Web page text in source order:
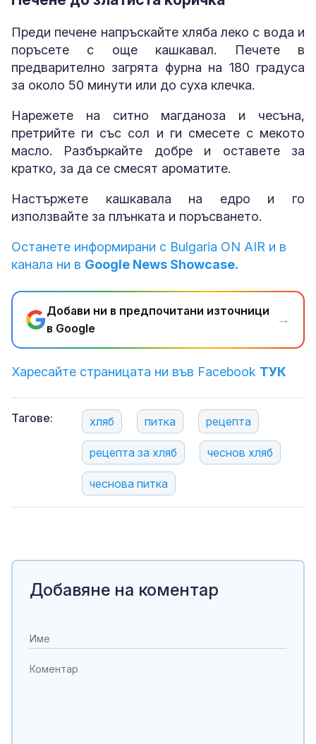
Преди печене напръскайте хляба леко с вода и
поръсете с още кашкавал. Печете в
предварително загрята фурна на 180 градуса
за около 50 минути или до суха клечка.
Нарежете на ситно магданоза и чесъна,
претрийте ги със сол и ги смесете с мекото
масло. Разбъркайте добре и оставете за
кратко, за да се смесят ароматите.
Настържете кашкавала на едро и го
използвайте за плънката и поръсването.
Останете информирани с Bulgaria ON AIR и в
канала ни в Google News Showcase.
Добави ни в предпочитани източници
в Google
→
Харесайте страницата ни във Facebook ТУК
Тагове: хляб питка рецепта
рецепта за хляб чеснов хляб
чеснова питка
Добавяне на коментар